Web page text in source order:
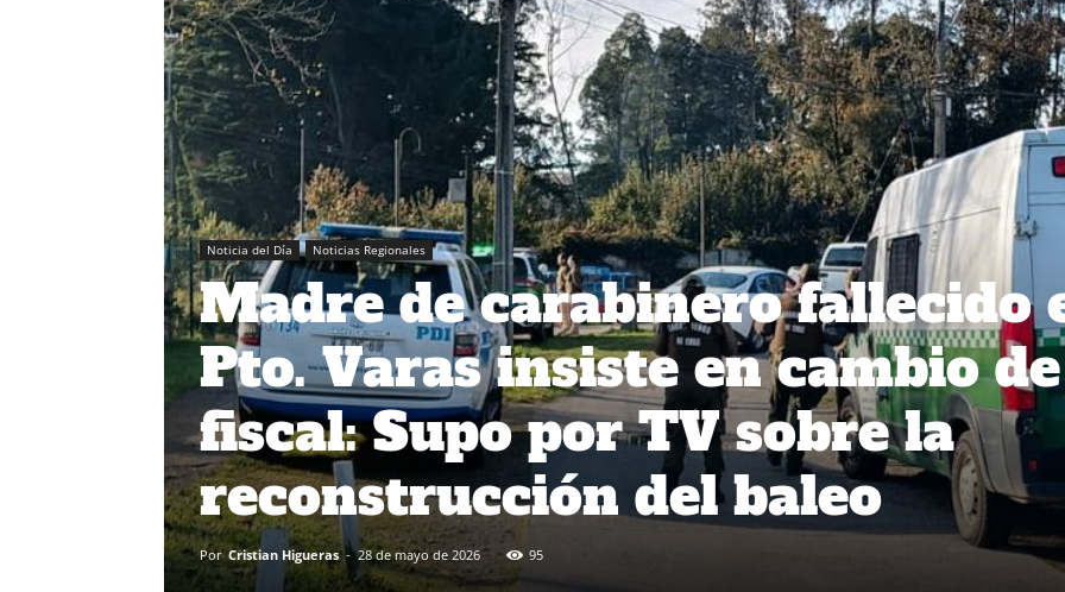
Noticia del Día Noticias Regionales
Madre de carabinero fallecido
Pto. Varas insiste en cambio de
fiscal: Supo por TV sobre la
reconstrucción del baleo
Por Cristian Higueras - 28 de mayo de 2026 95